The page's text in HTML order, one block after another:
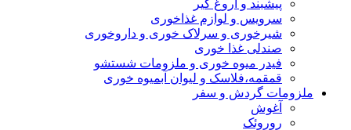
پیشبند و آروغ گیر
سرویس و لوازم غذاخوری
شیرخوری و سرلاک خوری و داروخوری
صندلی غذا خوری
فیدر میوه خوری و ملزومات شستشو
قمقمه،فلاسک و لیوان آبمیوه خوری
ملزومات گردش و سفر
آغوش
روروئک